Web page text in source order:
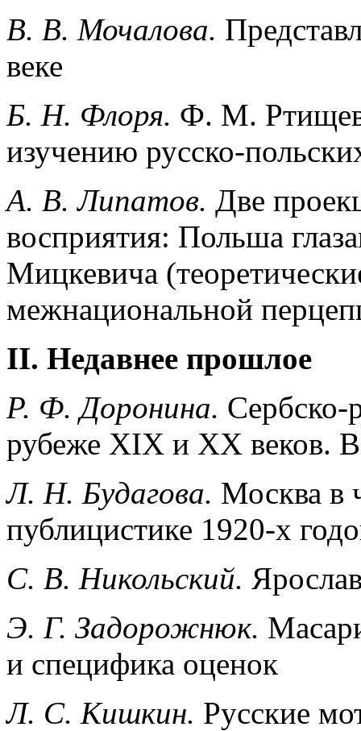
B. В. Мочалова.
веке
Б. Н. Флоря. Ф. М. Ртищев
изучению русско-
А. В. Липатов. Две
восприятия: Польша
Мицкевича
межнациональной
II. Недавнее прошлое
Р. Ф. Доронина. Сербско-
рубеже XIX и XX веков.
Л. Н. Будагова. Москва в
публицистике 1920-х
C. В. Никольский.
Э. Г. Задорожнюк.
и специфика оценок
Л. С. Кишкин. Русские